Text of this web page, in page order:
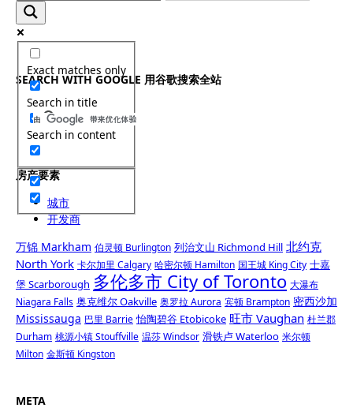
Exact matches only
Search in title
Search in content
SEARCH WITH GOOGLE 用谷歌搜索全站
房产要素
城市
开发商
万锦 Markham 伯灵顿 Burlington 列治文山 Richmond Hill 北约克
North York 卡尔加里 Calgary 哈密尔顿 Hamilton 国王城 King City 士嘉
堡 Scarborough 多伦多市 City of Toronto 大瀑布
Niagara Falls 奥克维尔 Oakville 奥罗拉 Aurora 宾顿 Brampton 密西沙加
Mississauga 巴里 Barrie 怡陶碧谷 Etobicoke 旺市 Vaughan 杜兰郡
Durham 桃源小镇 Stouffville 温莎 Windsor 滑铁卢 Waterloo 米尔顿
Milton 金斯顿 Kingston
META